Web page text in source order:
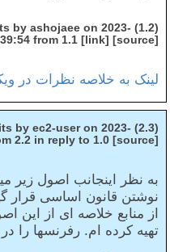
by ashojaee on 2023-
from 1.1 [link] [source]
لینک به خلاصه نظرات در
by ec2-user on 2023-
2.2 in reply to 1.0 [source]
به نظر اینجانب اصول زیر
نوشتن قانون اساسی قرار
از منابع خلاصه ای از این
تهیه کرده ام. رفرنسها را